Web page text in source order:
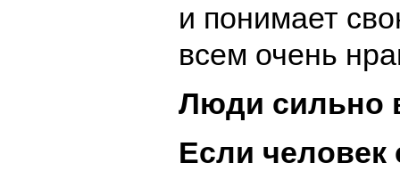
и понимает
всем очень
Люди сильно
Если человек